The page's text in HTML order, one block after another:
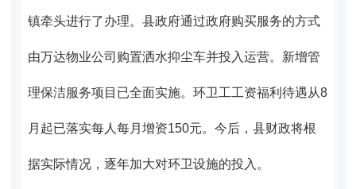
镇牵头进行了办理。县政府通过政府购买服务的方式
由万达物业公司购置洒水抑尘车并投入运营。新增管
理保洁服务项目已全面实施。环卫工工资福利待遇从8
月起已落实每人每月增资150元。 今后，县财政将根
据实际情况，逐年加大对环卫设施的投入。